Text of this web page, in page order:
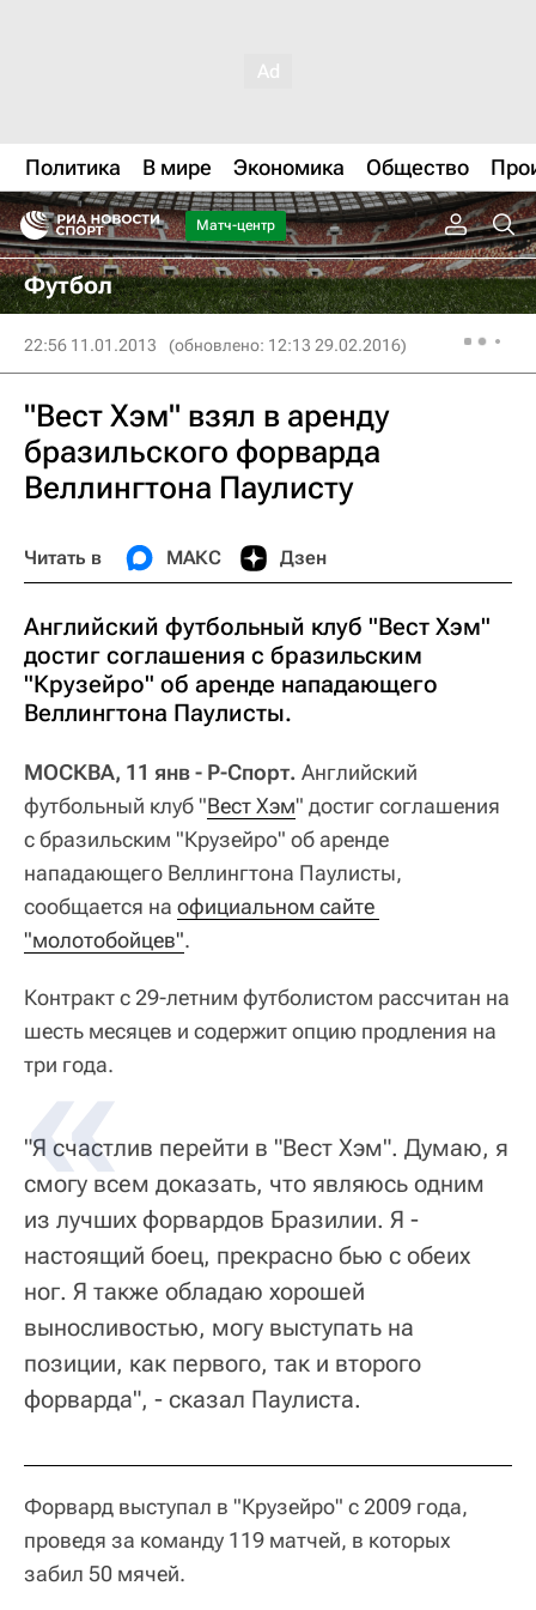
Политика В мире Экономика Общество
Матч-центр
Футбол
22:56 11.01.2013 (обновлено: 12:13 29.02.2016)
"Вест Хэм" взял в аренду
бразильского форварда
Веллингтона Паулисту
Читать в МАКС Дзен
Английский футбольный клуб "Вест Хэм"
достиг соглашения с бразильским
"Крузейро" об аренде нападающего
Веллингтона Паулисты.
МОСКВА, 11 янв - Р-Спорт. Английский
футбольный клуб "Вест Хэм" достиг соглашения
с бразильским "Крузейро" об аренде
нападающего Веллингтона Паулисты,
сообщается на официальном сайте
"молотобойцев".
Контракт с 29-летним футболистом рассчитан на
шесть месяцев и содержит опцию продления на
три года.
"Я счастлив перейти в "Вест Хэм". Думаю, я
смогу всем доказать, что являюсь одним
из лучших форвардов Бразилии. Я -
настоящий боец, прекрасно бью с обеих
ног. Я также обладаю хорошей
выносливостью, могу выступать на
позиции, как первого, так и второго
форварда", - сказал Паулиста.
Форвард выступал в "Крузейро" с 2009 года,
проведя за команду 119 матчей, в которых
забил 50 мячей.